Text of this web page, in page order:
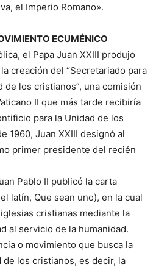
el Imperio Romano».
ECUMÉNICO
el Papa Juan XXIII produjo
creación del “Secretariado para
de los cristianos”, una comisión
II que más tarde recibiría
para la Unidad de los
1960, Juan XXIII designó al
primer presidente del recién
Pablo II publicó la carta
latín, Que sean uno), en la cual
cristianas mediante la
al servicio de la humanidad.
o movimiento que busca la
los cristianos, es decir, la